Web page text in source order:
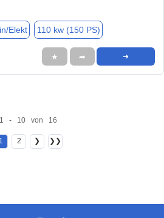
Elekt 110 kw (150 PS)
★ ➦ ➜
1 - 10 von 16
1 2 ❯ ❯❯